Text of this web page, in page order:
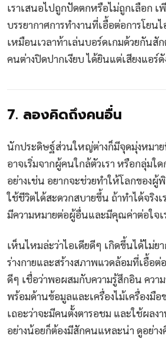
เราเสนอไปถูกปัดตกหรือไม่ถูกเลือก เ
บรรยากาศการทำงานที่เอื้อต่อการโยน
เหมือนเวลาท้าเล่นบอร์ดเกมด้วยกันสั
คนต่างปิดปากเงียบ ได้ยินแต่เสียงแอร์
7. ลองคิดถึงคนอื่น
นักประดิษฐ์ส่วนใหญ่ต่างก็มีจุดมุ่งหม
อาจเริ่มจากผู้คนใกล้ตัวเรา หรือกลุ่มใ
อย่างเช่น อยากจะช่วยทำให้โลกของผู้
ใช้ชีวิตได้สะดวกสบายขึ้น ถ้าทำได้จริง
มีความหมายต่อผู้อื่นและมีคุณค่าต่อใจเ
เห็นไหมล่ะว่าไอเดียดีๆ เกิดขึ้นได้ไม่ย
ร่างกายและสร้างสภาพแวดล้อมที่เอื้อต่
ดีๆ เชื่อว่าพอผสมกับความรู้สึกอิน ควา
พร้อมด้านข้อมูลและเครื่องไม้เครื่องมื
เถอะว่าจะมีคนตั้งตารอชม และใช้ผลง
อย่างน้อยก็ต้องมีสักคนแหละน่า ดูอย่า